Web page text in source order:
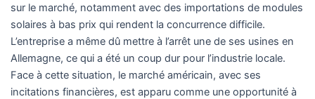
sur le marché, notamment avec des importations de modules
solaires à bas prix qui rendent la concurrence difficile.
L’entreprise a même dû mettre à l’arrêt une de ses usines en
Allemagne, ce qui a été un coup dur pour l’industrie locale.
Face à cette situation, le marché américain, avec ses
incitations financières, est apparu comme une opportunité à